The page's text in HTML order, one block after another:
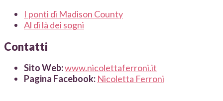
I ponti di Madison County
Al di là dei sogni
Contatti
Sito Web:www.nicolettaferroni.it
Pagina Facebook: Nicoletta Ferroni